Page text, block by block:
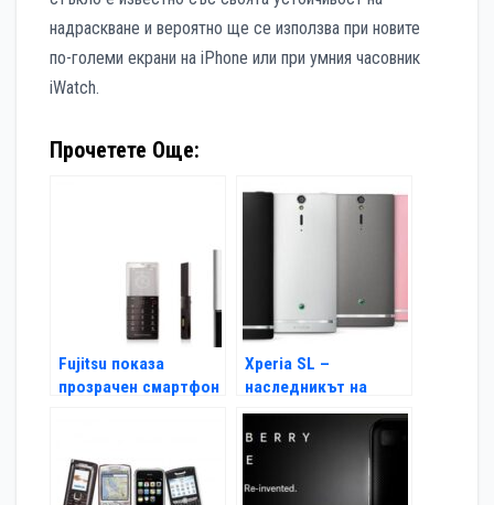
надраскване и вероятно ще се използва при новите
по-големи екрани на iPhone или при умния часовник
iWatch.
Прочетете Още:
Fujitsu показа
прозрачен смартфон
Xperia SL –
наследникът на
Xperia S